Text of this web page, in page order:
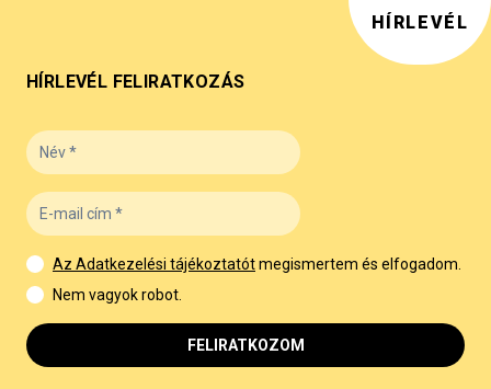
HÍRLEVÉL
HÍRLEVÉL FELIRATKOZÁS
Az Adatkezelési tájékoztatótmegismertem és elfogadom.
Nem vagyok robot.
FELIRATKOZOM